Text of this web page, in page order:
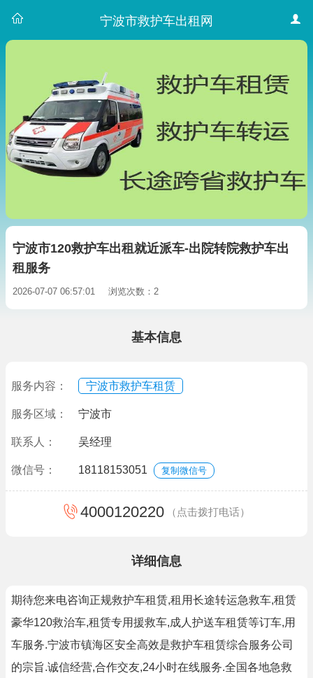
宁波市救护车出租网
宁波市120救护车出租就近派车-出院转院救护车出
租服务
2026-07-07 06:57:01 浏览次数：2
基本信息
服务内容： 宁波市救护车租赁
服务区域： 宁波市
联系人： 吴经理
微信号： 18118153051 复制微信号
4000120220 （点击拨打电话）
详细信息
期待您来电咨询正规救护车租赁,租用长途转运急救车,租赁
豪华120救治车,租赁专用援救车,成人护送车租赁等订车,用
车服务.宁波市镇海区安全高效是救护车租赁综合服务公司
的宗旨.诚信经营,合作交友,24小时在线服务.全国各地急救